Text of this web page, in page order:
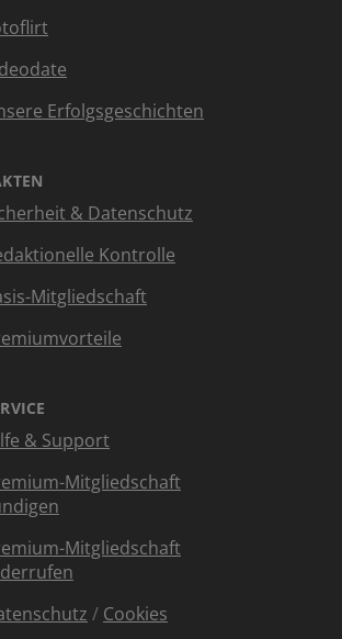
Erfolgsgeschichten
& Datenschutz
Kontrolle
Mitgliedschaft
& Support
Mitgliedschaft
Mitgliedschaft
/ Cookies